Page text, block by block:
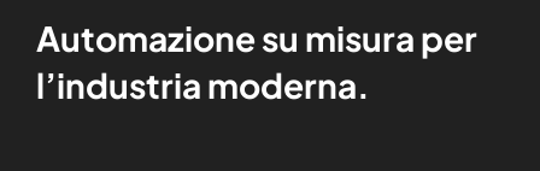
Automazione su misura per
l’industria moderna.